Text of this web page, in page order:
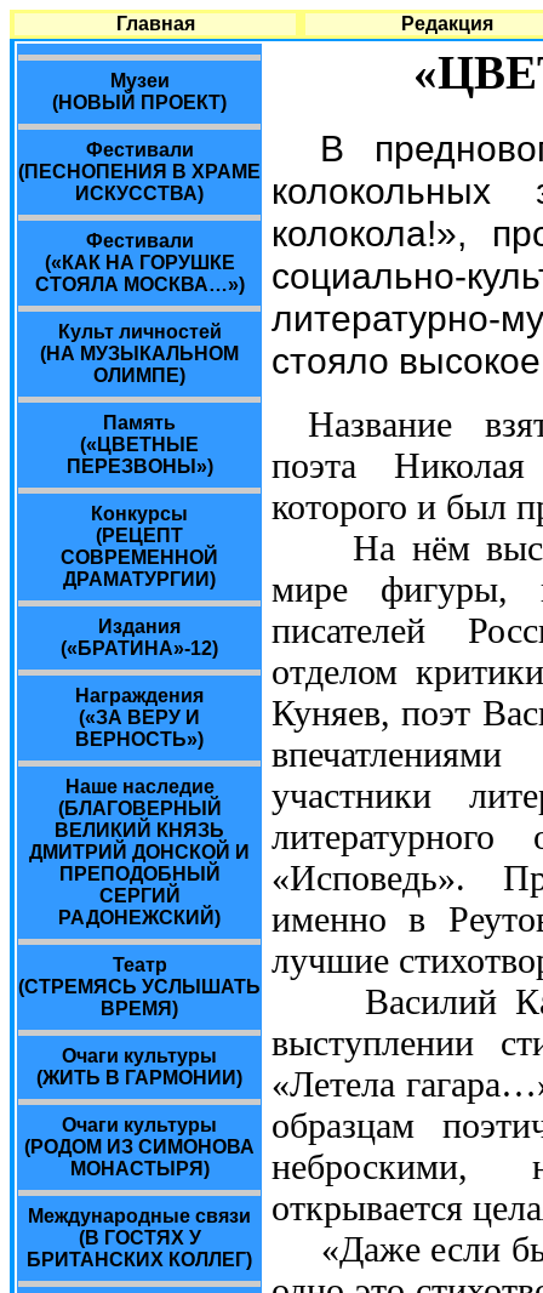
Главная Редакция
Музеи
(НОВЫЙ ПРОЕКТ)
Фестивали
(ПЕСНОПЕНИЯ В ХРАМЕ
ИСКУССТВА)
Фестивали
(«КАК НА ГОРУШКЕ
СТОЯЛА МОСКВА…»)
Культ личностей
(НА МУЗЫКАЛЬНОМ
ОЛИМПЕ)
Память
(«ЦВЕТНЫЕ
ПЕРЕЗВОНЫ»)
Конкурсы
(РЕЦЕПТ
СОВРЕМЕННОЙ
ДРАМАТУРГИИ)
Издания
(«БРАТИНА»-12)
Награждения
(«ЗА ВЕРУ И
ВЕРНОСТЬ»)
Наше наследие
(БЛАГОВЕРНЫЙ
ВЕЛИКИЙ КНЯЗЬ
ДМИТРИЙ ДОНСКОЙ И
ПРЕПОДОБНЫЙ
СЕРГИЙ
РАДОНЕЖСКИЙ)
Театр
(СТРЕМЯСЬ УСЛЫШАТЬ
ВРЕМЯ)
Очаги культуры
(ЖИТЬ В ГАРМОНИИ)
Очаги культуры
(РОДОМ ИЗ СИМОНОВА
МОНАСТЫРЯ)
Международные связи
(В ГОСТЯХ У
БРИТАНСКИХ КОЛЛЕГ)
В
колокола!»,
социально-
стояло
Название
поэта
которого и был
На нём
мире фигуры,
писателей
отделом
Куняев, поэт
участники
литературного
«Исповедь».
именно в
лучшие
Василий
выступлении
«Летела
образцам
неброскими,
открывается
«Даже если бы